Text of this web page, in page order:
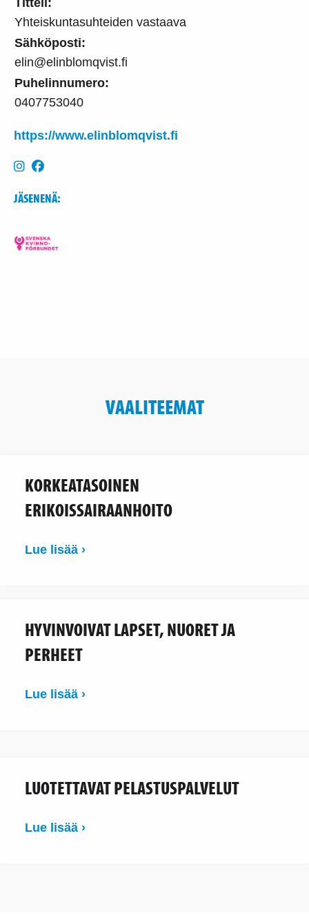
Yhteiskuntasuhteiden vastaava
Sähköposti:
elin@elinblomqvist.fi
Puhelinnumero:
0407753040
https://www.elinblomqvist.fi
JÄSENENÄ:
VAALITEEMAT
KORKEATASOINEN
ERIKOISSAIRAANHOITO
Lue lisää ›
HYVINVOIVAT LAPSET, NUORET JA
PERHEET
Lue lisää ›
LUOTETTAVAT PELASTUSPALVELUT
Lue lisää ›